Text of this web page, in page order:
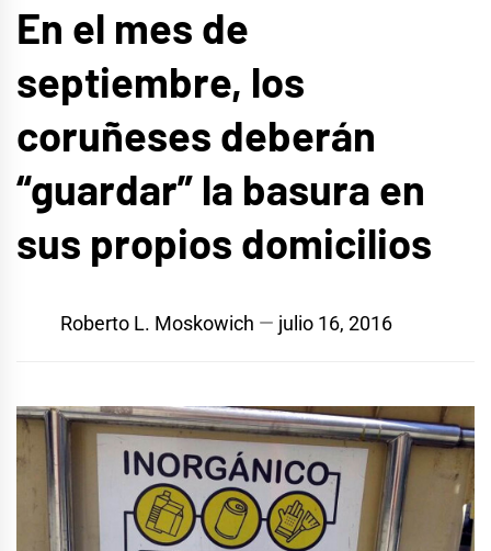
En el mes de
septiembre, los
coruñeses deberán
“guardar” la basura en
sus propios domicilios
Roberto L. Moskowich julio 16, 2016